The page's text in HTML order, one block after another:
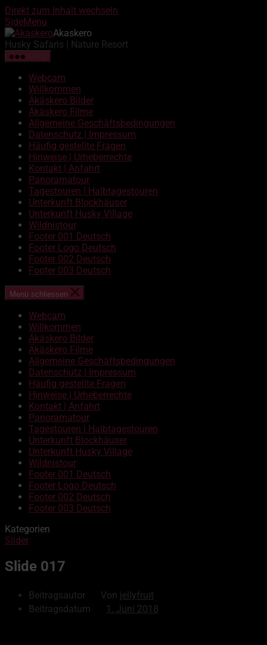
Direkt zum Inhalt wechseln
SideMenu
Akaskero
Husky Safaris | Nature Resort
Webcam
Willkommen
Äkäskero Bilder
Äkäskero Filme
Allgemeine Geschäftsbedingungen
Datenschutz | Impressum
Häufig gestellte Fragen
Hinweise | Urheberrechte
Kontakt | Anfahrt
Panoramatour
Tagestouren | Halbtagestouren
Unterkunft Blockhäuser
Unterkunft Husky Village
Wildnistour
Footer 001 Deutsch
Footer Logo Deutsch
Footer 002 Deutsch
Footer 003 Deutsch
Menü schliessen
Webcam
Willkommen
Äkäskero Bilder
Äkäskero Filme
Allgemeine Geschäftsbedingungen
Datenschutz | Impressum
Häufig gestellte Fragen
Hinweise | Urheberrechte
Kontakt | Anfahrt
Panoramatour
Tagestouren | Halbtagestouren
Unterkunft Blockhäuser
Unterkunft Husky Village
Wildnistour
Footer 001 Deutsch
Footer Logo Deutsch
Footer 002 Deutsch
Footer 003 Deutsch
Kategorien
Slider
Slide 017
Beitragsautor Von jellyfruit
Beitragsdatum
1. Juni 2018